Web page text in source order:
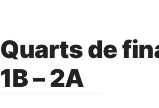
Quarts de
1B – 2A